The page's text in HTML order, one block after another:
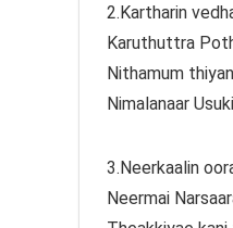
2.Kartharin
Karuthuttra
Nithamum
Nimalanaar
3.Neerkaalin
Neermai